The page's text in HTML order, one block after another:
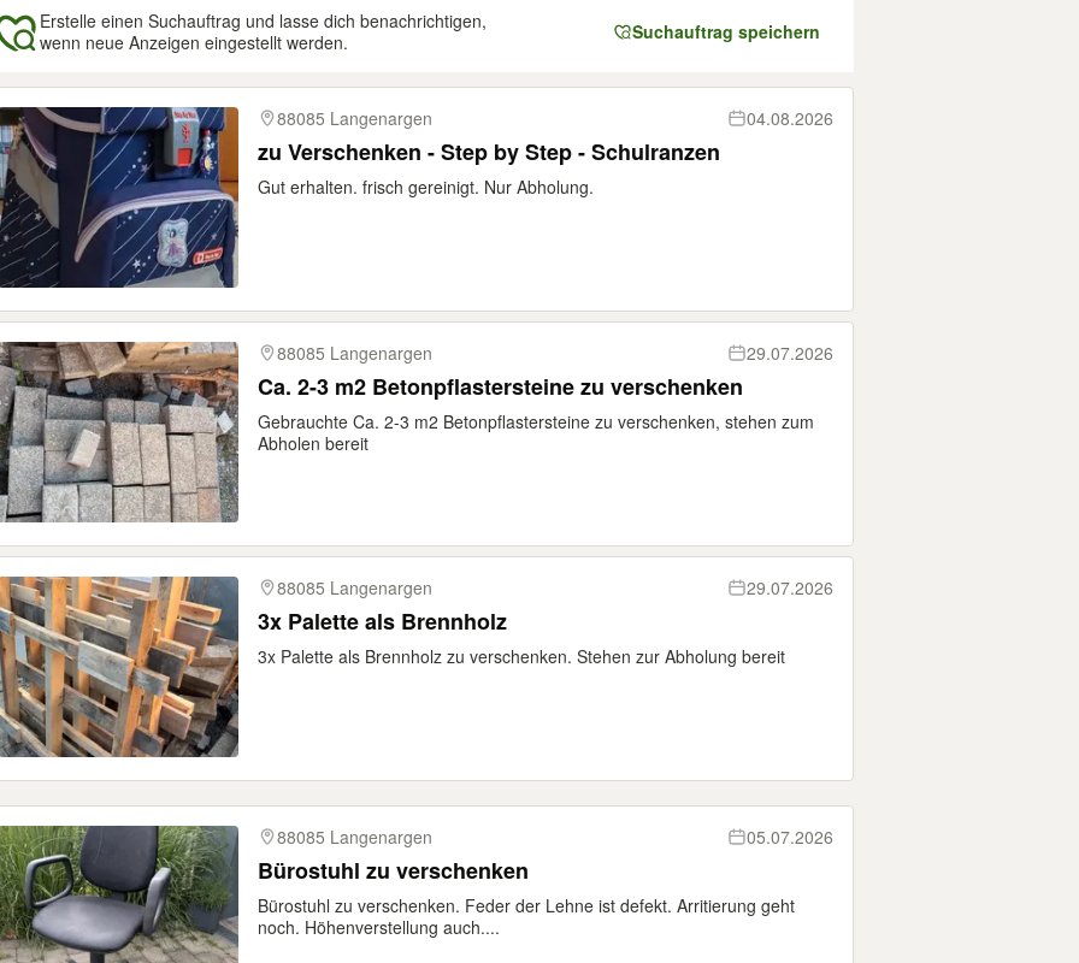
Erstelle einen Suchauftrag und lasse dich benachrichtigen,
wenn neue Anzeigen eingestellt werden.
Suchauftrag speichern
88085 Langenargen
04.08.2026
zu Verschenken - Step by Step - Schulranzen
Gut erhalten. frisch gereinigt. Nur Abholung.
88085 Langenargen 29.07.2026
Ca. 2-3 m2 Betonpflastersteine zu verschenken
Gebrauchte Ca. 2-3 m2 Betonpflastersteine zu verschenken, stehen zum
Abholen bereit
88085 Langenargen 29.07.2026
3x Palette als Brennholz
3x Palette als Brennholz zu verschenken. Stehen zur Abholung bereit
88085 Langenargen 05.07.2026
Bürostuhl zu verschenken
Bürostuhl zu verschenken. Feder der Lehne ist defekt. Arritierung geht
noch. Höhenverstellung auch....